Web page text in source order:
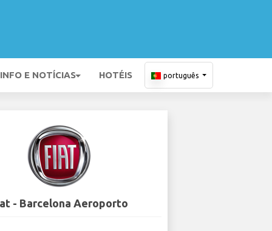
INFO E NOTÍCIAS HOTÉIS português
- Barcelona Aeroporto